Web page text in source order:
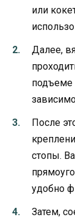
или
Далее,
подъеме
После
стопы.
удобно
Затем,